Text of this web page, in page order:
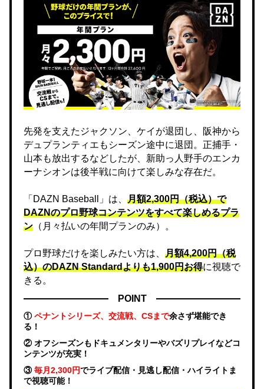
先発を支えたジャクソン、ケイが退団し、阪神から
デュプランティエもシーズン途中に退団。正捕手・
山本も放出するなどしたが、新助っ人野手のエンカ
ーナシオンは後半戦に向けて楽しみな存在だ。
「DAZN Baseball」は、 月額2,300円（税込）で
DAZNのプロ野球コンテンツをすべて楽しめるプラ
ン （月々払いの年間プランのみ）。
プロ野球だけを楽しみたい方は、 月額4,200円（税
込）のDAZN Standard​よりも1,900円お得に視聴で
きる。
POINT
①ペナントシリーズ、交流戦、CSまで余さず堪能でき
る！
② オフシーズンもドキュメンタリーやバズリプレイなどコ
ンテンツが充実！
③毎月2,300円でライブ配信・見逃し配信・ハイライトま
で視聴可能！